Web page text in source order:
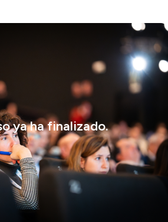
ya ha finalizado.